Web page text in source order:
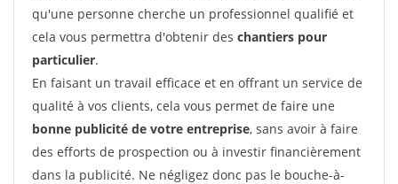
qu'une personne cherche un professionnel qualifié et
cela vous permettra d'obtenir des chantiers pour
particulier.
En faisant un travail efficace et en offrant un service de
qualité à vos clients, cela vous permet de faire une
bonne publicité de votre entreprise, sans avoir à faire
des efforts de prospection ou à investir financièrement
dans la publicité. Ne négligez donc pas le bouche-à-